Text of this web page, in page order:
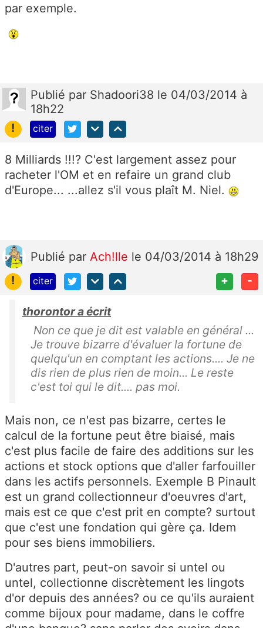
par exemple.
Publié par Shadoori38 le 04/03/2014 à
18h22
!
citer
8 Milliards !!!? C'est largement assez pour
racheter l'OM et en refaire un grand club
d'Europe... ...allez s'il vous plaît M. Niel.
Publié par Ach!lle le 04/03/2014 à 18h29
!
citer + -
thorontor a écrit
Non ce que je dit est valable en général ...
Je trouve bizarre d'évaluer la fortune de
quelqu'un en comptant les actions.... Je ne
dis rien de plus rien de moin... Le reste
c'est toi qui le dit.... pas moi.
Mais non, ce n'est pas bizarre, certes le
calcul de la fortune peut être biaisé, mais
c'est plus facile de faire des additions sur les
actions et stock options que d'aller farfouiller
dans les actifs personnels. Exemple B Pinault
est un grand collectionneur d'oeuvres d'art,
mais est ce que c'est prit en compte? surtout
que c'est une fondation qui gère ça. Idem
pour ses biens immobiliers.
D'autres part, peut-on savoir si untel ou
untel, collectionne discrètement les lingots
d'or depuis des années? ou ce qu'ils auraient
comme bijoux pour madame, dans le coffre